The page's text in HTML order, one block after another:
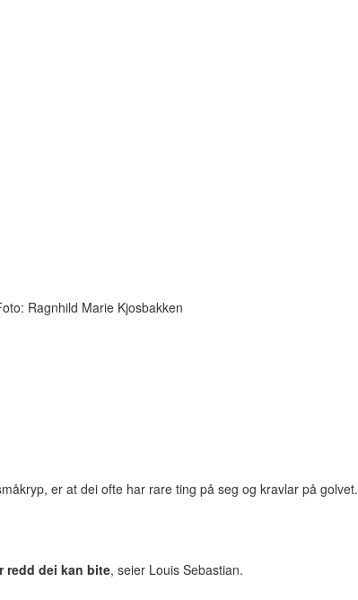
Ragnhild Marie Kjosbakken
er at dei ofte har rare ting på seg og kravlar på golvet.
redd dei kan bite, seier Louis Sebastian.